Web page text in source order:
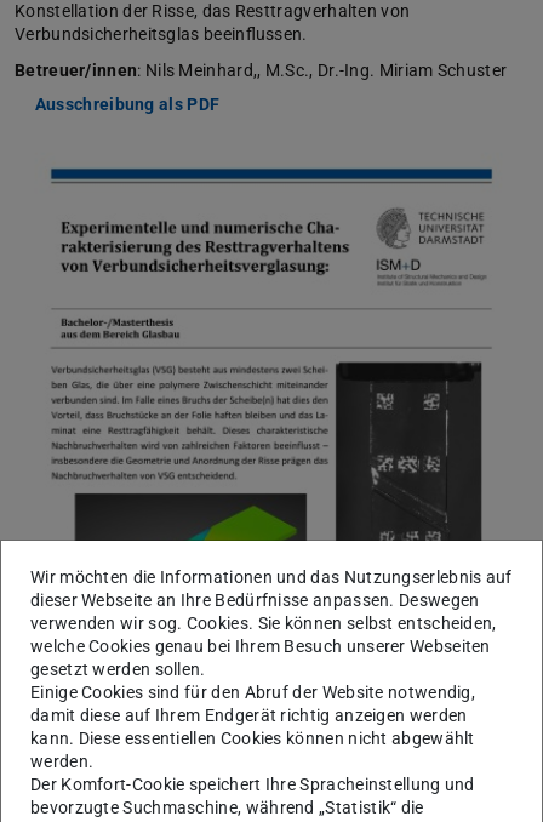
Konstellation der Risse, das Resttragverhalten von
Verbundsicherheitsglas beeinflussen.
Betreuer/innen: Nils Meinhard,, M.Sc., Dr.-Ing. Miriam Schuster
Ausschreibung als PDF
Wir möchten die Informationen und das Nutzungserlebnis auf
dieser Webseite an Ihre Bedürfnisse anpassen. Deswegen
verwenden wir sog. Cookies. Sie können selbst entscheiden,
welche Cookies genau bei Ihrem Besuch unserer Webseiten
gesetzt werden sollen.
Einige Cookies sind für den Abruf der Website notwendig,
damit diese auf Ihrem Endgerät richtig anzeigen werden
kann. Diese essentiellen Cookies können nicht abgewählt
werden.
Der Komfort-Cookie speichert Ihre Spracheinstellung und
bevorzugte Suchmaschine, während „Statistik“ die